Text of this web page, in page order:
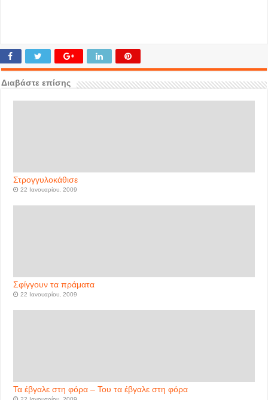
Διαβάστε επίσης
Στρογγυλοκάθισε
22 Ιανουαρίου, 2009
Σφίγγουν τα πράματα
22 Ιανουαρίου, 2009
Τα έβγαλε στη φόρα – Του τα έβγαλε στη φόρα